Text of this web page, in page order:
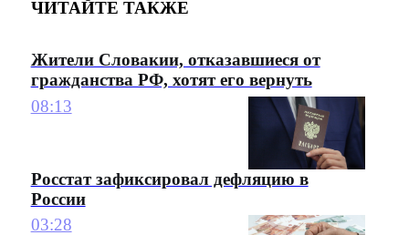
ЧИТАЙТЕ ТАКЖЕ
Жители Словакии, отказавшиеся от
гражданства РФ, хотят его вернуть
08:13
Росстат зафиксировал дефляцию в
России
03:28